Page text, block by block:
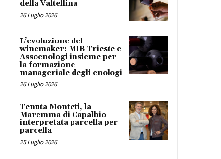
della Valtellina
26 Luglio 2026
L’evoluzione del
winemaker: MIB Trieste e
Assoenologi insieme per
la formazione
manageriale degli enologi
26 Luglio 2026
Tenuta Monteti, la
Maremma di Capalbio
interpretata parcella per
parcella
25 Luglio 2026